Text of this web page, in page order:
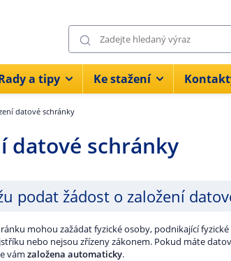
a tipy Ke stažení
datové schránky
datové schránky
podat žádost o založení
mohou zažádat fyzické osoby, podnikající
nebo nejsou zřízeny zákonem. Pokud máte
vám založena automaticky.